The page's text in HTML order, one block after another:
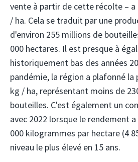
vente à partir de cette récolte – a
/ ha. Cela se traduit par une
d'environ 255 millions de
000 hectares. Il est presque à
historiquement bas des années
pandémie, la région a plafonné la
kg / ha, représentant moins de
bouteilles. C'est également un
avec 2022 lorsque le rendement
000 kilogrammes par hectare (4
niveau le plus élevé en 15 ans.